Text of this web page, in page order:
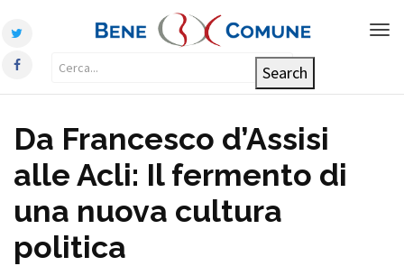
Da Francesco d’Assisi
alle Acli: Il fermento di
una nuova cultura
politica